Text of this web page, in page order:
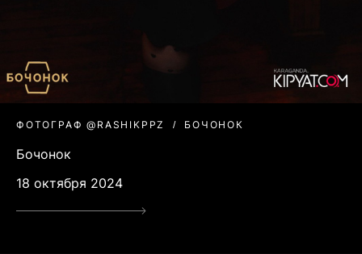
ФОТОГРАФ @RASHIKPPZ БОЧОНОК
Бочонок
18 октября 2024